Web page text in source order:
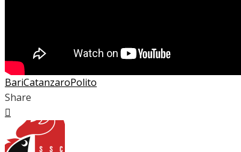
BariCatanzaroPolito
Share
Facebook
Twitter
LinkedIn
Pinterest